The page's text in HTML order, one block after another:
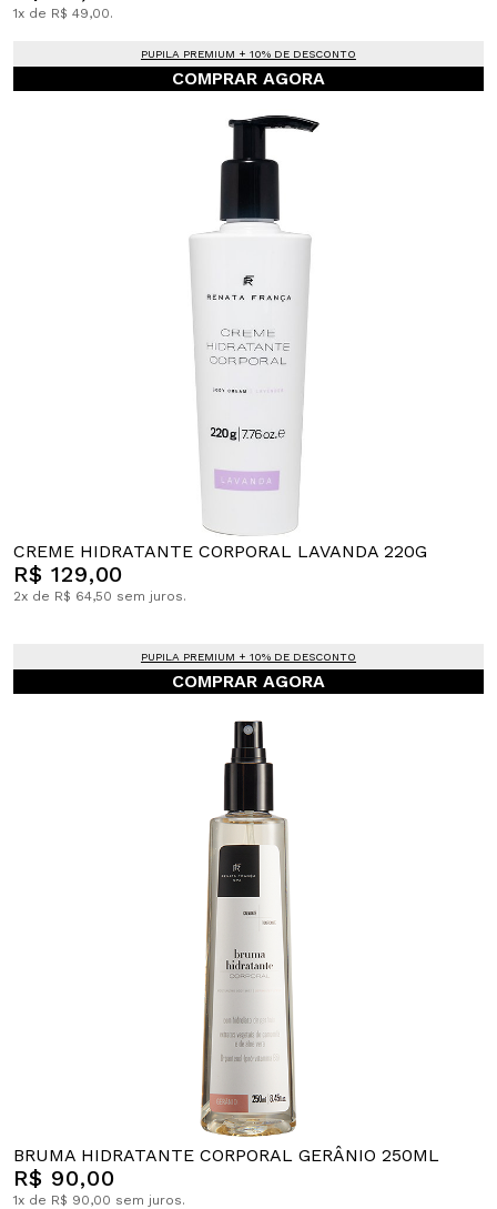
1x de R$ 49,00.
PUPILA PREMIUM + 10% DE DESCONTO
COMPRAR AGORA
CREME HIDRATANTE CORPORAL LAVANDA 220G
R$ 129,00
2x de R$ 64,50 sem juros.
PUPILA PREMIUM + 10% DE DESCONTO
COMPRAR AGORA
BRUMA HIDRATANTE CORPORAL GERÂNIO 250ML
R$ 90,00
1x de R$ 90,00 sem juros.